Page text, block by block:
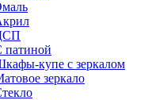
патиной
купе с зеркалом
зеркало